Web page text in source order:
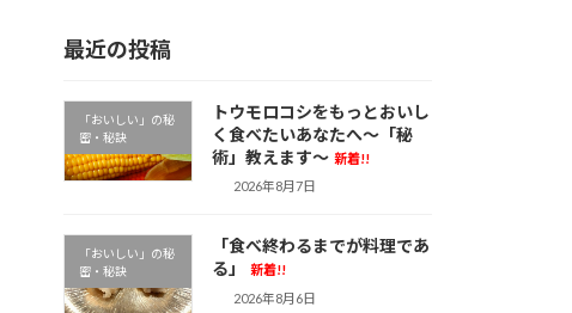
最近の投稿
「おいしい」の秘
密・秘訣
トウモロコシをもっとおいし
く食べたいあなたへ～「秘
術」教えます～ 新着!!
2026年8月7日
「おいしい」の秘
密・秘訣
「食べ終わるまでが料理であ
る」
新着!!
2026年8月6日